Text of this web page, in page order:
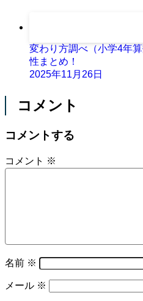
変わり方調べ（小学4年
性まとめ！
2025年11月26日
コメント
コメントする
コメント ※
名前 ※
メール ※